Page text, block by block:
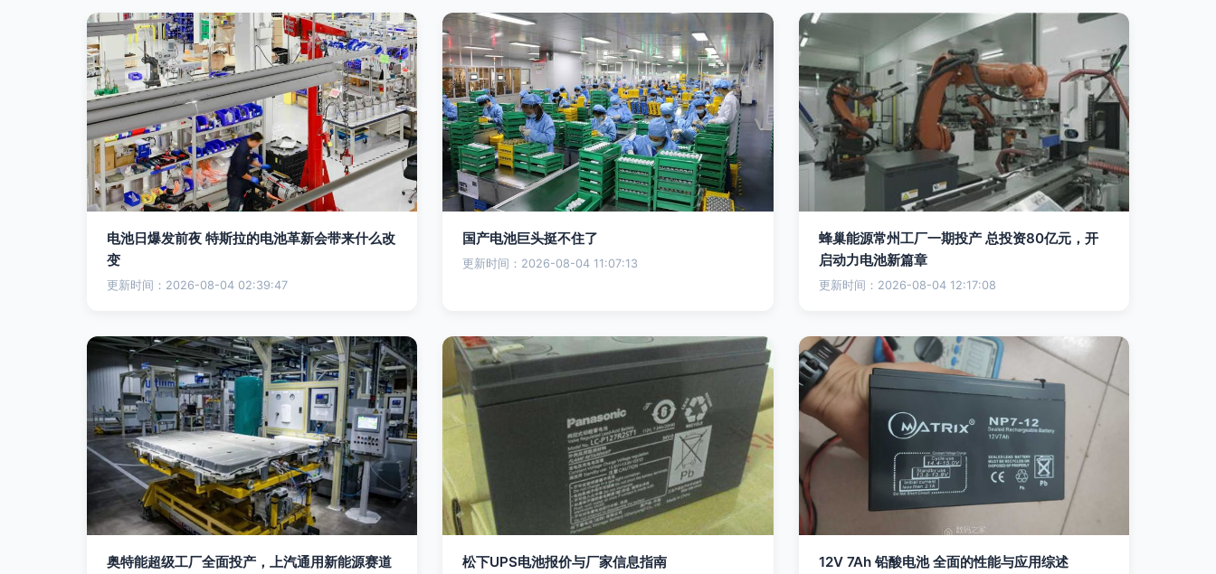
电池日爆发前夜 特斯拉的电池革新会带来什么改
变
更新时间：2026-08-04 02:39:47
国产电池巨头挺不住了
更新时间：2026-08-04 11:07:13
蜂巢能源常州工厂一期投产 总投资80亿元，开
启动力电池新篇章
更新时间：2026-08-04 12:17:08
奥特能超级工厂全面投产，上汽通用新能源赛道
松下UPS电池报价与厂家信息指南 12V 7Ah 铅酸电池 全面的性能与应用综述